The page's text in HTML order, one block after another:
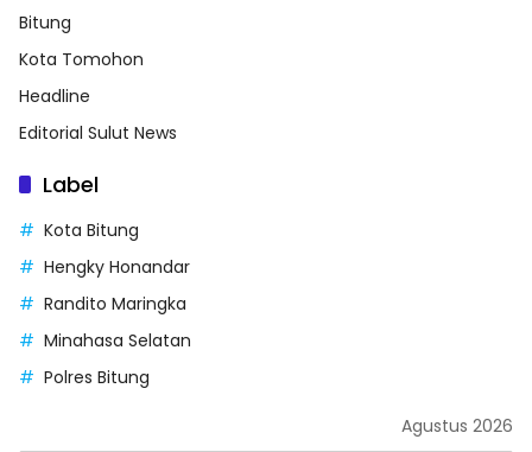
Bitung
Kota Tomohon
Headline
Editorial Sulut News
Label
Kota Bitung
Hengky Honandar
Randito Maringka
Minahasa Selatan
Polres Bitung
Agustus 2026